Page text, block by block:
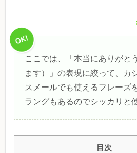
ここでは、「本当にありがと
ます）」の表現に絞って、カ
スメールでも使えるフレーズ
ラングもあるのでシッカリと
目次